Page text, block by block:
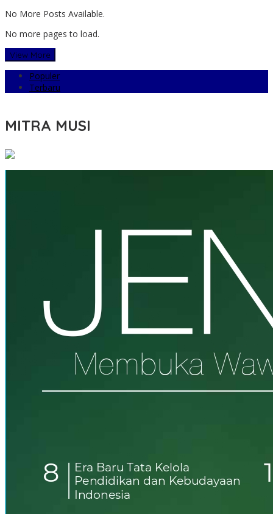
No More Posts Available.
No more pages to load.
View More
Populer
Terbaru
MITRA MUSI